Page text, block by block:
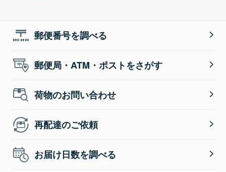
郵便番号を調べる
郵便局・ATM・ポストをさがす
荷物のお問い合わせ
再配達のご依頼
お届け日数を調べる